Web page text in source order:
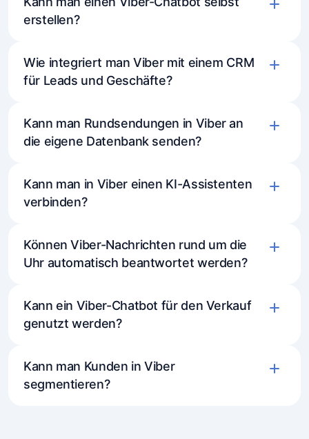
Erstellen Sie einen Bot in Viber und erhalten
Verbinden Sie Viber über die Einstellungen
mit Mavibot
verbinden Sie einen KI-Assistenten
Konfigurieren Sie Antworten, Schaltflächen
erstellen?
Wie integriert man Viber mit einem CRM
für Leads und Geschäfte?
Kann man Rundsendungen in Viber an
die eigene Datenbank senden?
Kann man in Viber einen KI-Assistenten
verbinden?
Können Viber-Nachrichten rund um die
Uhr automatisch beantwortet werden?
Kann ein Viber-Chatbot für den Verkauf
genutzt werden?
Kann man Kunden in Viber
segmentieren?